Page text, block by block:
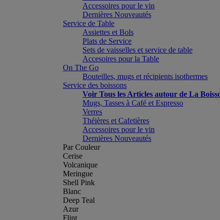
Accessoires pour le vin
Dernières Nouveautés
Service de Table
Assiettes et Bols
Plats de Service
Sets de vaisselles et service de table
Accesoires pour la Table
On The Go
Bouteilles, mugs et récipients isothermes
Service des boissons
Voir Tous les Articles autour de La
Mugs, Tasses à Café et Espresso
Verres
Théières et Cafetières
Accessoires pour le vin
Dernières Nouveautés
Par Couleur
Cerise
Volcanique
Meringue
Shell Pink
Blanc
Deep Teal
Azur
Flint